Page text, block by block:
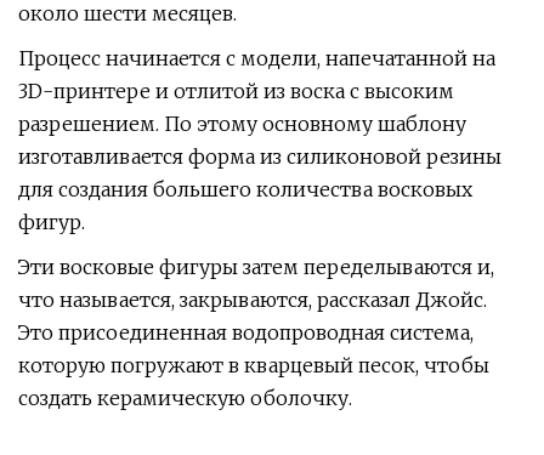
около шести месяцев.
Процесс начинается с модели, напечатанной на
3D-принтере и отлитой из воска с высоким
разрешением. По этому основному шаблону
изготавливается форма из силиконовой резины
для создания большего количества восковых
фигур.
Эти восковые фигуры затем переделываются и,
что называется, закрываются, рассказал Джойс.
Это присоединенная водопроводная система,
которую погружают в кварцевый песок, чтобы
создать керамическую оболочку.